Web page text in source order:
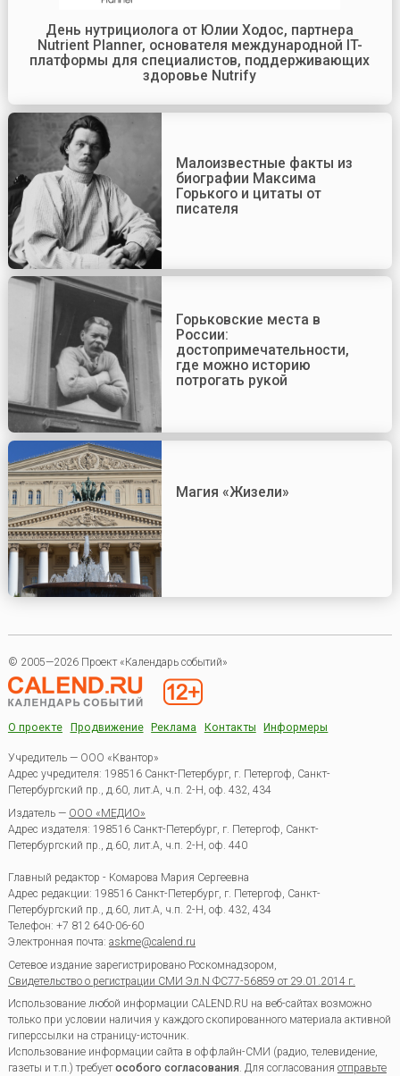
День нутрициолога от Юлии Ходос, партнера
Nutrient Planner, основателя международной IT-
платформы для специалистов, поддерживающих
здоровье Nutrify
Малоизвестные факты из
биографии Максима
Горького и цитаты от
писателя
Горьковские места в
России:
достопримечательности,
где можно историю
потрогать рукой
Магия «Жизели»
© 2005—2026 Проект «Календарь событий»
О проекте Продвижение Реклама Контакты Информеры
Учредитель — ООО «Квантор»
Адрес учредителя: 198516 Санкт-Петербург, г. Петергоф, Санкт-
Петербургский пр., д.60, лит.А, ч.п. 2-Н, оф. 432, 434
Издатель — ООО «МЕДИО»
Адрес издателя: 198516 Санкт-Петербург, г. Петергоф, Санкт-
Петербургский пр., д.60, лит.А, ч.п. 2-Н, оф. 440
Главный редактор - Комарова Мария Сергеевна
Адрес редакции: 198516 Санкт-Петербург, г. Петергоф, Санкт-
Петербургский пр., д.60, лит.А, ч.п. 2-Н, оф. 432, 434
Телефон: +7 812 640-06-60
Электронная почта: askme@calend.ru
Сетевое издание зарегистрировано Роскомнадзором,
Свидетельство о регистрации СМИ Эл.N ФС77-56859 от 29.01.2014 г.
Использование любой информации CALEND.RU на веб-сайтах возможно
только при условии наличия у каждого скопированного материала активной
гиперссылки на страницу-источник.
Использование информации сайта в оффлайн-СМИ (радио, телевидение,
газеты и т.п.) требуетособого согласования. Для согласования отправьте